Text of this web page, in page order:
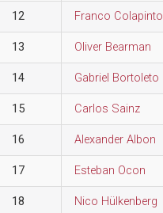
12 Franco Colapinto
13 Oliver Bearman
14 Gabriel Bortoleto
15 Carlos Sainz
16 Alexander Albon
17 Esteban Ocon
18 Nico Hülkenberg